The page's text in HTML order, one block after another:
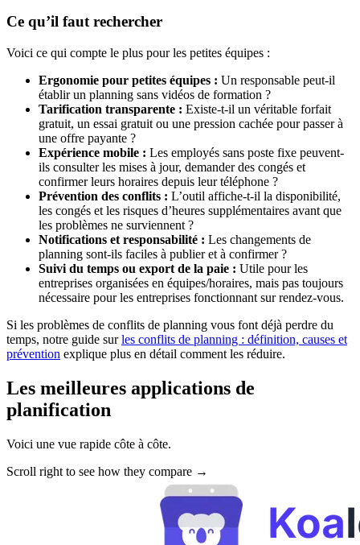
Ce qu’il faut rechercher
Voici ce qui compte le plus pour les petites équipes :
Ergonomie pour petites équipes : Un responsable peut-il
établir un planning sans vidéos de formation ?
Tarification transparente : Existe-t-il un véritable forfait
gratuit, un essai gratuit ou une pression cachée pour passer à
une offre payante ?
Expérience mobile : Les employés sans poste fixe peuvent-
ils consulter les mises à jour, demander des congés et
confirmer leurs horaires depuis leur téléphone ?
Prévention des conflits : L’outil affiche-t-il la disponibilité,
les congés et les risques d’heures supplémentaires avant que
les problèmes ne surviennent ?
Notifications et responsabilité : Les changements de
planning sont-ils faciles à publier et à confirmer ?
Suivi du temps ou export de la paie : Utile pour les
entreprises organisées en équipes/horaires, mais pas toujours
nécessaire pour les entreprises fonctionnant sur rendez-vous.
Si les problèmes de conflits de planning vous font déjà perdre du
temps, notre guide surles conflits de planning : définition, causes et
prévention explique plus en détail comment les réduire.
Les meilleures applications de
planification
Voici une vue rapide côte à côte.
Scroll right to see how they compare →